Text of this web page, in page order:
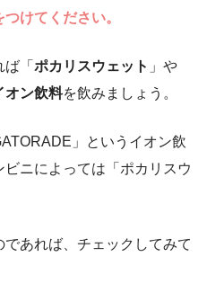
けてください。
「 ポカリスウェット 」や
オン飲料を飲みましょう。
」というイオン飲
ニによっては「ポカリスウ
あれば、チェックしてみて